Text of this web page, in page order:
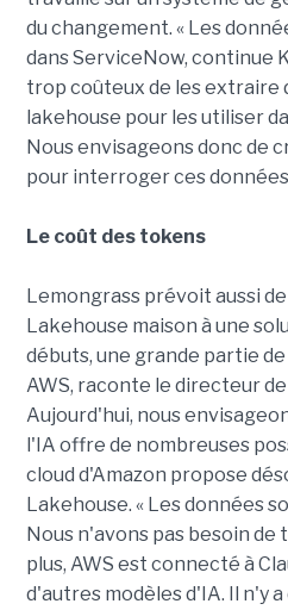
du changement. « Les
dans ServiceNow, continue
trop coûteux de les extraire
lakehouse pour les utiliser
Nous envisageons donc de
pour interroger ces données
Le coût des tokens
Lemongrass prévoit aussi
Lakehouse maison à une
débuts, une grande partie
AWS, raconte le directeur
Aujourd'hui, nous
l'IA offre de nombreuses
cloud d'Amazon propose
Lakehouse. « Les données
Nous n'avons pas besoin de
plus, AWS est connecté à
d'autres modèles d'IA. Il n'y